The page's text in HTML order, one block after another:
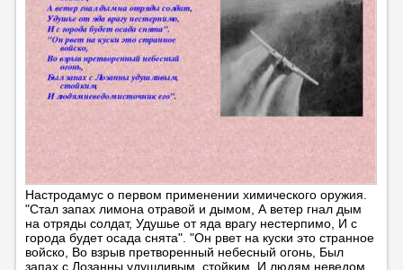
Настродамус о первом применении химического оружия.
"Стал запах лимона отравой и дымом, А ветер гнал дым
на отряды солдат, Удушье от яда врагу нестерпимо, И с
города будет осада снята". "Он рвет на куски это странное
войско, Во взрыв претворенный небесный огонь, Был
запах с Лозанны удушливым, стойким, И людям неведом